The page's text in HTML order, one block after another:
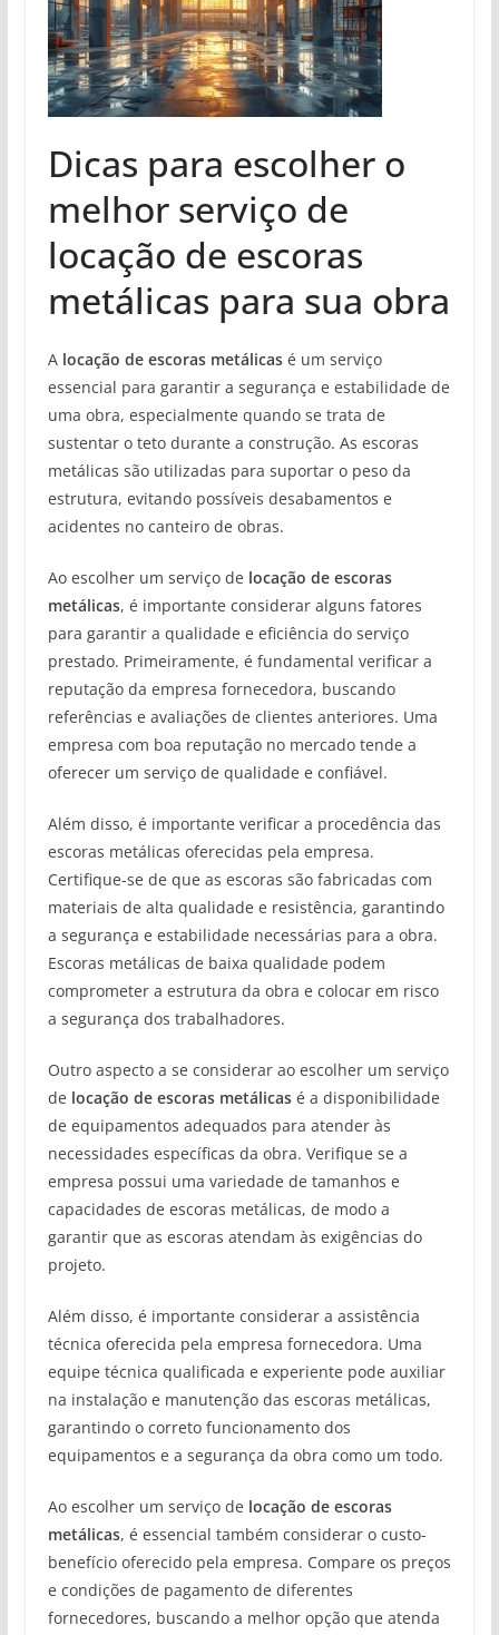
Dicas para escolher o
melhor serviço de
locação de escoras
metálicas para sua obra
A locação de escoras metálicasé um serviço
essencial para garantir a segurança e estabilidade de
uma obra, especialmente quando se trata de
sustentar o teto durante a construção. As escoras
metálicas são utilizadas para suportar o peso da
estrutura, evitando possíveis desabamentos e
acidentes no canteiro de obras.
Ao escolher um serviço de locação de escoras
metálicas, é importante considerar alguns fatores
para garantir a qualidade e eficiência do serviço
prestado. Primeiramente, é fundamental verificar a
reputação da empresa fornecedora, buscando
referências e avaliações de clientes anteriores. Uma
empresa com boa reputação no mercado tende a
oferecer um serviço de qualidade e confiável.
Além disso, é importante verificar a procedência das
escoras metálicas oferecidas pela empresa.
Certifique-se de que as escoras são fabricadas com
materiais de alta qualidade e resistência, garantindo
a segurança e estabilidade necessárias para a obra.
Escoras metálicas de baixa qualidade podem
comprometer a estrutura da obra e colocar em risco
a segurança dos trabalhadores.
Outro aspecto a se considerar ao escolher um serviço
de locação de escoras metálicasé a disponibilidade
de equipamentos adequados para atender às
necessidades específicas da obra. Verifique se a
empresa possui uma variedade de tamanhos e
capacidades de escoras metálicas, de modo a
garantir que as escoras atendam às exigências do
projeto.
Além disso, é importante considerar a assistência
técnica oferecida pela empresa fornecedora. Uma
equipe técnica qualificada e experiente pode auxiliar
na instalação e manutenção das escoras metálicas,
garantindo o correto funcionamento dos
equipamentos e a segurança da obra como um todo.
Ao escolher um serviço de locação de escoras
metálicas, é essencial também considerar o custo-
benefício oferecido pela empresa. Compare os preços
e condições de pagamento de diferentes
fornecedores, buscando a melhor opção que atenda